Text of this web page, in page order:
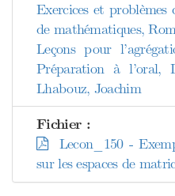
Exercices et
de mathématiques,
Leçons pour
Préparation à l’oral,
Lhabouz, Joachim
Fichier :
Lecon_150 -
sur les espaces de